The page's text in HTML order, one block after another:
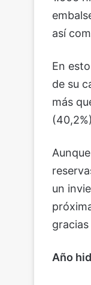
así
En
de su
más
un
Año